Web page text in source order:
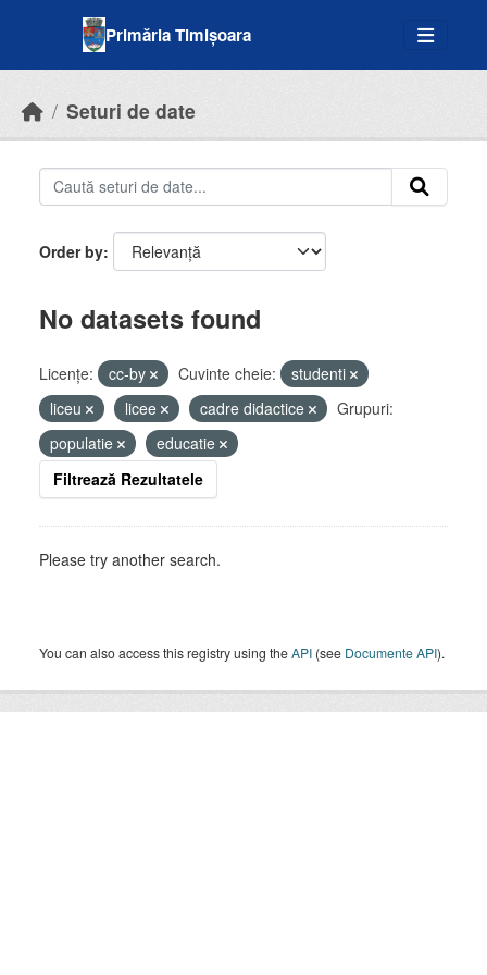
Primăria Timișoara
Seturi de date
Order by
No datasets found
Licenţe: cc-by Cuvinte cheie:
studenti
liceu
licee cadre didactice
Grupuri:
populatie
educatie
Filtrează Rezultatele
Please try another search.
You can also access this registry using theAPI (see Documente API).